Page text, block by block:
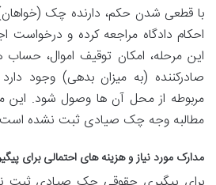
با قطعی شدن حکم، دارنده چک
احکام دادگاه مراجعه کرده و درخواست
این مرحله، امکان توقیف اموال،
صادرکننده (به میزان بدهی) وجود
مربوطه از محل آن ها وصول شود. این
مطالبه وجه چک صیادی ثبت نشده
مدارک مورد نیاز و هزینه های احتمالی برای